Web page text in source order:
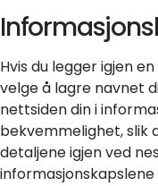
Hvis du legger igjen
velge å lagre navnet
nettsiden din i
bekvemmelighet, slik
detaljene igjen ved